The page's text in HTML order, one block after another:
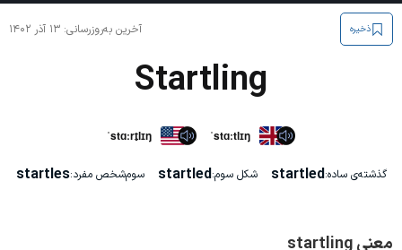
آخرین به‌روزرسانی: ۱۳ آذر ۱۴۰۲ ذخیره
Startling
ˈstɑːrt̬lɪŋ ˈstɑːtlɪŋ
گذشته‌ی ساده:startled شکل سوم:startled سوم‌شخص مفرد:startles
معنی startling